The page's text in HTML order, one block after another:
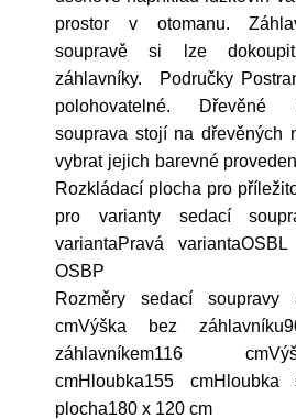
prostor v otomanu.
soupravě si lze
záhlavníky. Područky
polohovatelné. Dřevěné
souprava stojí na dřevěných
vybrat jejich barevné
Rozkládací plocha pro
pro varianty sedací
variantaPravá
OSBP
Rozměry sedací
cmVýška bez
záhlavníkem116
cmHloubka155 cmHloubka
plocha180 x 120 cm